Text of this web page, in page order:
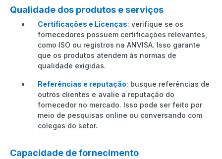
Qualidade dos produtos e serviços
Certificações e Licenças: verifique se os
fornecedores possuem certificações relevantes,
como ISO ou registros na ANVISA. Isso garante
que os produtos atendem às normas de
qualidade exigidas.
Referências e reputação: busque referências de
outros clientes e avalie a reputação do
fornecedor no mercado. Isso pode ser feito por
meio de pesquisas online ou conversando com
colegas do setor.
Capacidade de fornecimento